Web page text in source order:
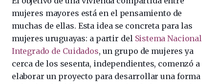
mujeres mayores está en el pensamiento de
muchas de ellas. Esta idea se concreta para las
mujeres uruguayas: a partir del Sistema Nacional
Integrado de Cuidados, un grupo de mujeres ya
cerca de los sesenta, independientes, comenzó a
elaborar un proyecto para desarrollar una forma